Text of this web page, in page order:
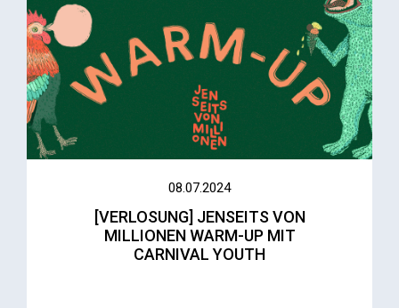
08.07.2024
[VERLOSUNG] JENSEITS VON
MILLIONEN WARM-UP MIT
CARNIVAL YOUTH